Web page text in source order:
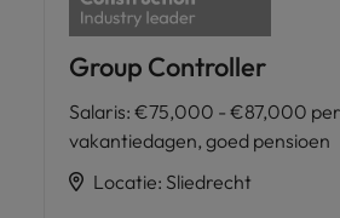
Group Controller
Salaris: €75,000 - €87,000 per
vakantiedagen, goed pensioen
Locatie: Sliedrecht